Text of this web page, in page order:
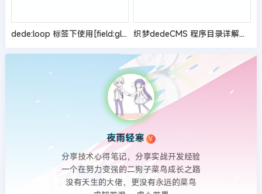
dede:loop 标签下使用[field:global name=autoindex/]方法 织梦dedeCMS 程序目录详解以及数据表结构字段
夜雨轻寒 V
分享技术心得笔记，分享实战开发经验
一个在努力变强的二狗子菜鸟成长之路
没有天生的大佬，更没有永远的菜鸟